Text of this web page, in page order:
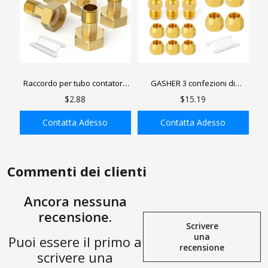
Raccordo per tubo contatore
acqua in ottone GASHER,
maschio x femmina NPT
$2.88
Contatta Adesso
GASHER 3 confezioni di
raccordi per tubi in ottone,
svasato, raccordi per tubi
$15.19
Contatta Adesso
Commenti dei clienti
Ancora nessuna
recensione.
Puoi essere il primo a
scrivere una
Scrivere
una
recensione